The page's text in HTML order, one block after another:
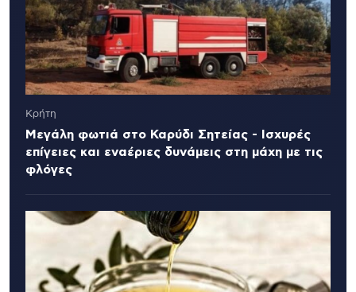
Κρήτη
Μεγάλη φωτιά στο Καρύδι Σητείας - Ισχυρές
επίγειες και εναέριες δυνάμεις στη μάχη με τις
φλόγες